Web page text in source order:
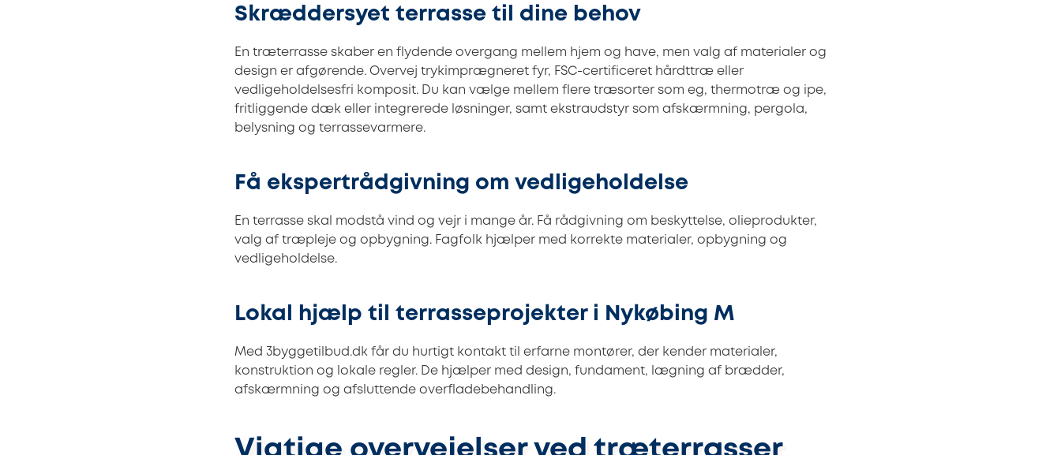
Skræddersyet terrasse til dine behov
En træterrasse skaber en flydende overgang mellem hjem og have, men valg af materialer og
design er afgørende. Overvej trykimprægneret fyr, FSC-certificeret hårdttræ eller
vedligeholdelsesfri komposit. Du kan vælge mellem flere træsorter som eg, thermotræ og ipe,
fritliggende dæk eller integrerede løsninger, samt ekstraudstyr som afskærmning, pergola,
belysning og terrassevarmere.
Få ekspertrådgivning om vedligeholdelse
En terrasse skal modstå vind og vejr i mange år. Få rådgivning om beskyttelse, olieprodukter,
valg af træpleje og opbygning. Fagfolk hjælper med korrekte materialer, opbygning og
vedligeholdelse.
Lokal hjælp til terrasseprojekter i Nykøbing M
Med 3byggetilbud.dk får du hurtigt kontakt til erfarne montører, der kender materialer,
konstruktion og lokale regler. De hjælper med design, fundament, lægning af brædder,
afskærmning og afsluttende overfladebehandling.